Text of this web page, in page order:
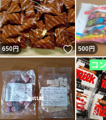
650円 いいね！
500円